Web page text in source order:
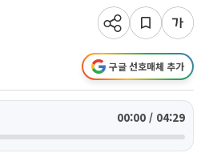
구글 선호매체 추가
00:00 / 04:29